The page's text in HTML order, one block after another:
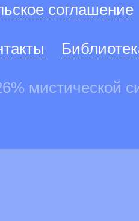
соглашение
мистической